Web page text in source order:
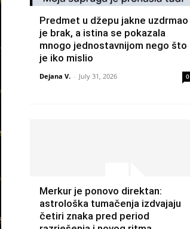
Predmet u džepu jakne uzdrmao
je brak, a istina se pokazala
mnogo jednostavnijom nego što
je iko mislio
Dejana V. - July 31, 2026 0
Merkur je ponovo direktan:
astrološka tumačenja izdvajaju
četiri znaka pred period